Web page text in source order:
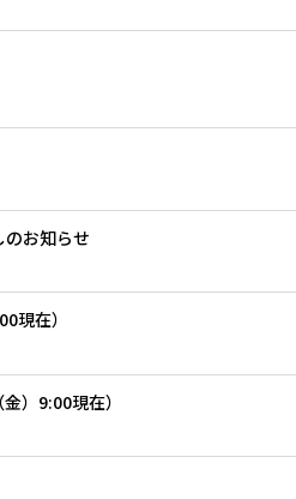
のお知らせ
現在）
）9:00現在）